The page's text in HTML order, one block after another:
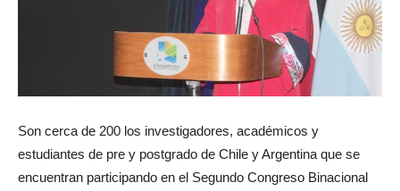
Son cerca de 200 los investigadores, académicos y
estudiantes de pre y postgrado de Chile y Argentina que se
encuentran participando en el Segundo Congreso Binacional